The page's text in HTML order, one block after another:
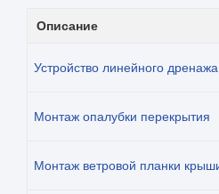
Описание
Устройство линейного дренажа
Монтаж опалубки перекрытия
Монтаж ветровой планки